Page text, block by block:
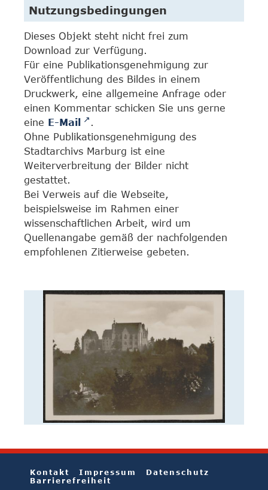
Nutzungsbedingungen
Dieses Objekt steht nicht frei zum
Download zur Verfügung.
Für eine Publikationsgenehmigung zur
Veröffentlichung des Bildes in einem
Druckwerk, eine allgemeine Anfrage oder
einen Kommentar schicken Sie uns gerne
eine E-Mail
.
Ohne Publikationsgenehmigung des
Stadtarchivs Marburg ist eine
Weiterverbreitung der Bilder nicht
gestattet.
Bei Verweis auf die Webseite,
beispielsweise im Rahmen einer
wissenschaftlichen Arbeit, wird um
Quellenangabe gemäß der nachfolgenden
empfohlenen Zitierweise gebeten.
Kontakt Impressum
Datenschutz
Barrierefreiheit